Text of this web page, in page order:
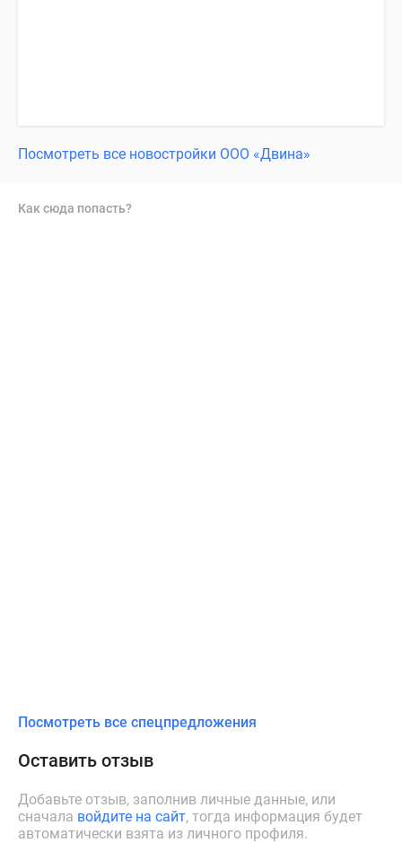
Посмотреть все новостройки ООО «Двина»
Как сюда попасть?
Посмотреть все спецпредложения
Оставить отзыв
Добавьте отзыв, заполнив личные данные, или
сначала войдите на сайт, тогда информация будет
автоматически взята из личного профиля.